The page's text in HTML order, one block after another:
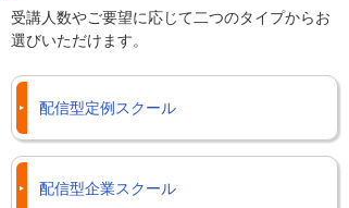
受講人数やご要望に応じて二つのタイプからお
選びいただけます。
配信型定例スクール
配信型企業スクール